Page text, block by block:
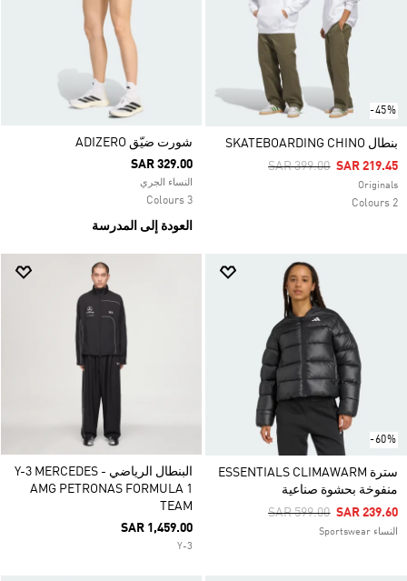
-45%
بنطال SKATEBOARDING CHINO
Price Reduced From
SAR 399.00ToSAR 219.45
Originals
2 Colours
شورت ضيّق ADIZERO
SAR 329.00
النساء الجري
3 Colours
العودة إلى المدرسة
-60%
سترة ESSENTIALS CLIMAWARM
منفوخة بحشوة صناعية
Price Reduced From
SAR 599.00ToSAR 239.60
النساء Sportswear
البنطال الرياضي Y-3 MERCEDES -
AMG PETRONAS FORMULA 1
TEAM
SAR 1,459.00
Y-3